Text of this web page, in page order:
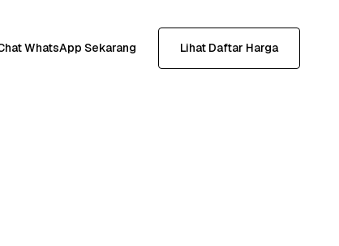
WhatsApp Sekarang Lihat Daftar Harga